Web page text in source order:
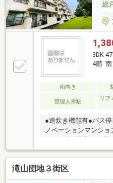
総
3DK
4階 南
南向き
管理人常駐
リフ
●追炊き機能有●バス
ノベーションマンショ
しました。現代のラ
計と充実の収納で、
マンションの立地の良
た一邸です。すぐに
滝山団地３街区